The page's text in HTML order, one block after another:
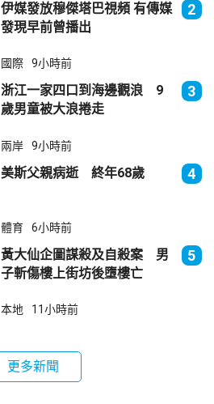
伊媒發放穆傑塔巴視頻 有傳媒
發現早前曾播出
2
國際 9小時前
浙江一家四口到海邊觀浪 9
歲男童被大浪捲走
3
兩岸 9小時前
美斯父親病逝 終年68歲 4
體育 6小時前
黃大仙企圖謀殺及自殺案 男
子斬傷樓上街坊後墮樓亡
5
本地 11小時前
更多新聞